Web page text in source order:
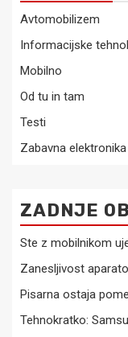
Avtomobilizem
Informacijske
Mobilno
Od tu in tam
Testi
Zabavna elektronika
ZADNJE
Ste z mobilnikom
Zanesljivost
Pisarna ostaja
Tehnokratko: